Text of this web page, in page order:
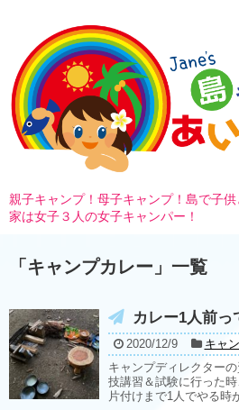
親子キャンプ！母子キャンプ！島で子
家は女子３人の女子キャンパー！
「 キャンプカレー 」 一覧
カレー1人前っ
2020/12/9
キャ
キャンプディレクター
技講習＆試験に行った
片付けまで1人でやる時